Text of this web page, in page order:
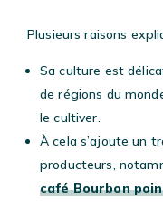
Plusieurs raisons
Sa culture est
de régions du
le cultiver.
À cela s’ajoute un
producteurs,
café Bourbon